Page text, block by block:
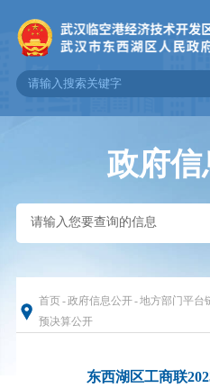
政府
首页-政府信息公开-地方部门平台
预决算公开
东西湖区工商联